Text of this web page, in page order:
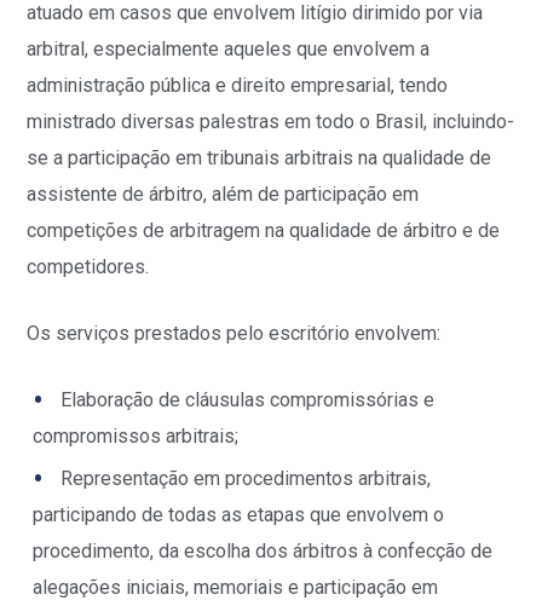
atuado em casos que envolvem litígio dirimido por via
arbitral, especialmente aqueles que envolvem a
administração pública e direito empresarial, tendo
ministrado diversas palestras em todo o Brasil, incluindo-
se a participação em tribunais arbitrais na qualidade de
assistente de árbitro, além de participação em
competições de arbitragem na qualidade de árbitro e de
competidores.
Os serviços prestados pelo escritório envolvem:
Elaboração de cláusulas compromissórias e
compromissos arbitrais;
Representação em procedimentos arbitrais,
participando de todas as etapas que envolvem o
procedimento, da escolha dos árbitros à confecção de
alegações iniciais, memoriais e participação em